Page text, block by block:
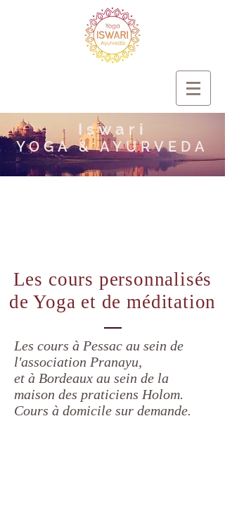
Iswari
YOGA & AYURVEDA
Les cours personnalisés
de Yoga et de méditation
Les cours à Pessac au sein de
l'association Pranayu,
et à Bordeaux au sein de la
maison des praticiens Holom.
Cours à domicile sur demande.